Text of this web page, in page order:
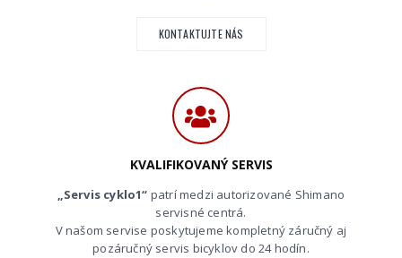
KONTAKTUJTE NÁS
KVALIFIKOVANÝ SERVIS
„Servis cyklo1“ patrí medzi autorizované Shimano
servisné centrá.
V našom servise poskytujeme kompletný záručný aj
pozáručný servis bicyklov do 24 hodín.